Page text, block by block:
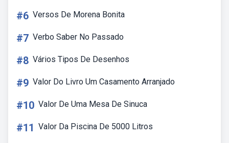
#6 Versos De Morena Bonita
#7 Verbo Saber No Passado
#8 Vários Tipos De Desenhos
#9 Valor Do Livro Um Casamento Arranjado
#10 Valor De Uma Mesa De Sinuca
#11 Valor Da Piscina De 5000 Litros